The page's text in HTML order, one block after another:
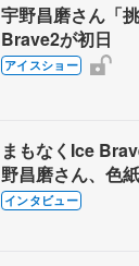
宇野昌磨さん「
Brave2が初日
アイスショー
まもなくIce
野昌磨さん、色
その心は? 全員
インタビュー